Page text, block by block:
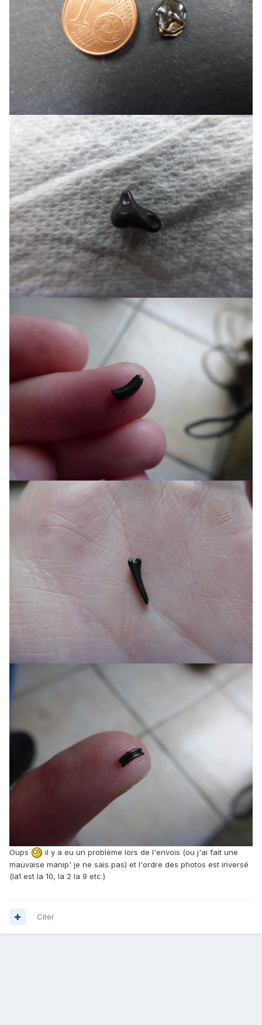
Oups
il y a eu un problème lors de l'envois (ou j'ai fait une
mauvaise manip' je ne sais pas) et l'ordre des photos est inversé
(la1 est la 10, la 2 la 9 etc.)
Citer